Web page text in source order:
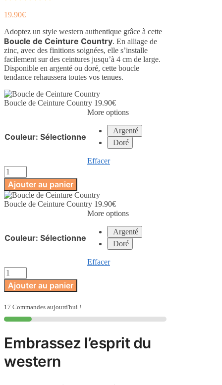
19.90€
Adoptez un style western authentique grâce à cette
Boucle de Ceinture Country. En alliage de
zinc, avec des finitions soignées, elle s’installe
facilement sur des ceintures jusqu’à 4 cm de large.
Disponible en argenté ou doré, cette boucle
tendance rehaussera toutes vos tenues.
Boucle de Ceinture Country 19.90€
Couleur: Sélectionne
More options
Argenté
Doré
Effacer
quantité
de
Boucle
de
Ceinture
Ajouter au panier
Boucle de Ceinture Country 19.90€
Couleur: Sélectionne
More options
Argenté
Doré
Effacer
quantité
de
Boucle
Ceinture
Country
Ajouter au panier
17 Commandes aujourd'hui !
Embrassez l’esprit du
western